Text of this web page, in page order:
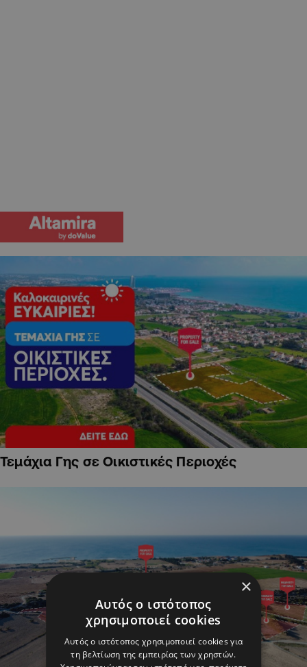
Τεμάχια Γης σε Οικιστικές Περιοχές
×
Αυτός ο ιστότοπος
χρησιμοποιεί cookies
Αυτός ο ιστότοπος χρησιμοποιεί cookies για
τη βελτίωση της εμπειρίας των χρηστών.